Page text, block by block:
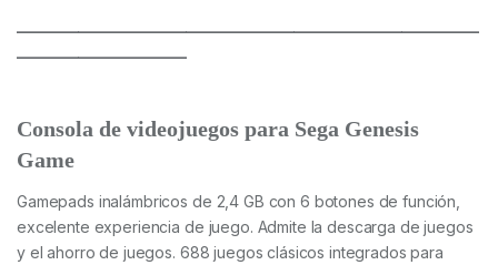
——————————————————————————————
———————————
Consola de videojuegos para Sega Genesis
Game
Gamepads inalámbricos de 2,4 GB con 6 botones de función,
excelente experiencia de juego. Admite la descarga de juegos
y el ahorro de juegos. 688 juegos clásicos integrados para